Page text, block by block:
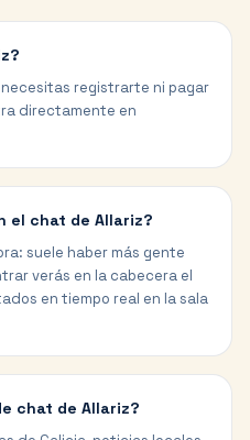
registrarte ni pagar
directamente en
el chat de Allariz?
suele haber más gente
verás en la cabecera el
en tiempo real en la sala
chat de Allariz?